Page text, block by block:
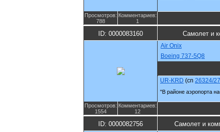
Просмотров:
788
Комментариев:
1
ID: 0000083160 Самолет и
Air Onix
Boeing 737-5Q8
UR-KRD (cn 26324/
"В районе аэропорта
Просмотров:
1554
Комментариев:
12
ID: 0000082756 Самолет и